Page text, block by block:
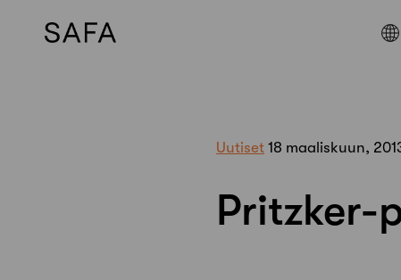
Uutiset 18 maaliskuun,
Pritzker-